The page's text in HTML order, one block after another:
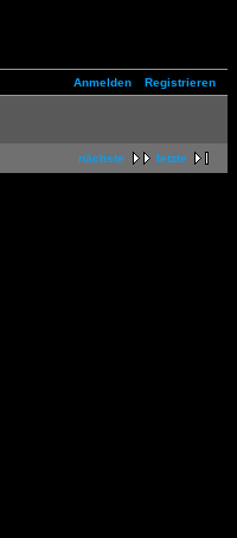
Anmelden Registrieren
nächste letzte